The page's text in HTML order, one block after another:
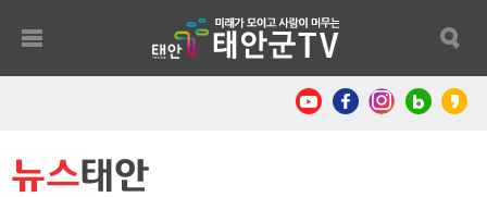
뉴스태안